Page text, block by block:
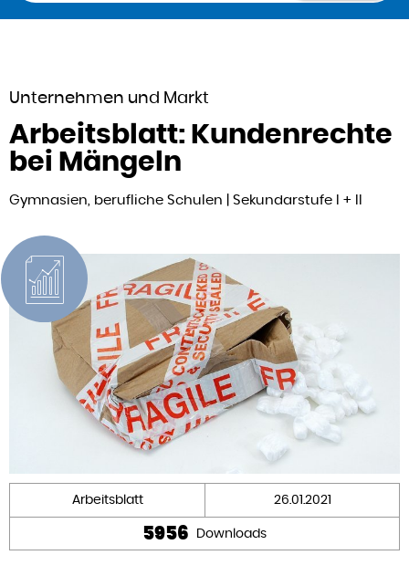
Arbeitsblatt: Kundenrechte
bei Mängeln
Unternehmen und Markt
Gymnasien, berufliche Schulen | Sekundarstufe I + II
Arbeitsblatt 26.01.2021
5956 Downloads